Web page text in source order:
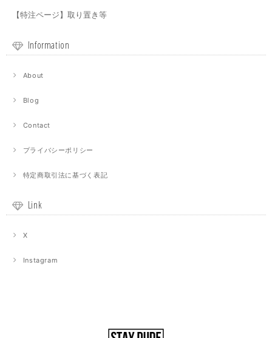
【特注ページ】取り置き等
Information
About
Blog
Contact
プライバシーポリシー
特定商取引法に基づく表記
Link
X
Instagram